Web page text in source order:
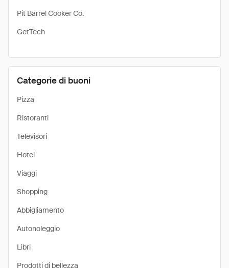
Pit Barrel Cooker Co.
GetTech
Categorie di buoni
Pizza
Ristoranti
Televisori
Hotel
Viaggi
Shopping
Abbigliamento
Autonoleggio
Libri
Prodotti di bellezza